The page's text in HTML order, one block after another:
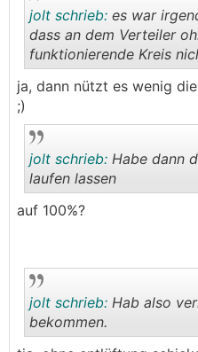
..
jolt schrieb: es war
dass an dem Verteiler
funktionierende Kreis
ja, dann nützt es wenig
;)
jolt schrieb: Habe dann
laufen lassen
auf 100%?
jolt schrieb: Hab also
bekommen.